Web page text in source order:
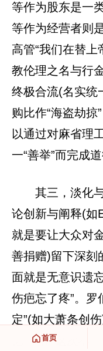
等作为股东是一
等作为经营者则
高管“我们在替上
教伦理之名与行
终极合流(名实统
购比作“海盗劫掠
以通过对麻省理
一“善举”而完成道
其三，淡化
论创新与阐释(如
就是要让大众对
善捐赠)留下深刻
面就是无意识遗
伤疤忘了疼”。罗
定”(如大萧条创
忆”，在“这次不
首页